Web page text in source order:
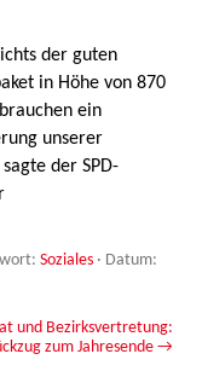
der guten
in Höhe von 870
ein
unserer
der SPD-
Soziales · Datum:
und Bezirksvertretung:
zum Jahresende →